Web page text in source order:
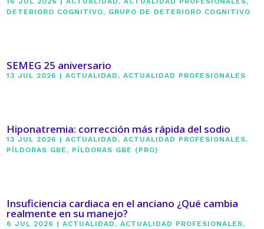
DETERIORO COGNITIVO, GRUPO DE DETERIORO COGNITIVO
SEMEG 25 aniversario
13 JUL 2026 |ACTUALIDAD ,ACTUALIDAD PROFESIONALES
Hiponatremia: corrección más rápida del sodio
13 JUL 2026 |ACTUALIDAD ,ACTUALIDAD PROFESIONALES,
PÍLDORAS GBE , PÍLDORAS GBE (PRO)
Insuficiencia cardiaca en el anciano ¿Qué cambia
realmente en su manejo?
6 JUL 2026 |ACTUALIDAD ,ACTUALIDAD PROFESIONALES,